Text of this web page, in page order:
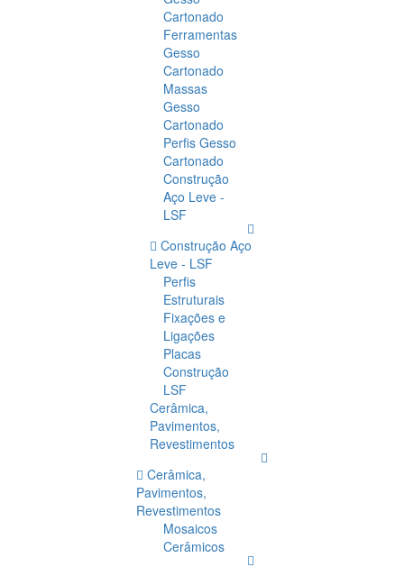
Cartonado
Ferramentas
Gesso
Cartonado
Massas
Gesso
Cartonado
Perfis Gesso
Cartonado
Construção
Aço Leve -
LSF
Construção Aço
Leve - LSF
Perfis
Estruturais
Fixações e
Ligações
Placas
Construção
LSF
Cerâmica,
Pavimentos,
Revestimentos
Cerâmica,
Pavimentos,
Revestimentos
Mosaicos
Cerâmicos